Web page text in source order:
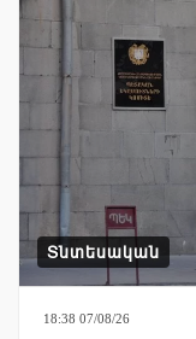
Տնտեսական
18:38 07/08/26